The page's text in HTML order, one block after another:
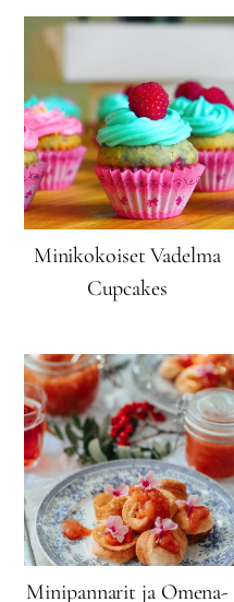
Minikokoiset Vadelma
Cupcakes
Minipannarit ja Omena-